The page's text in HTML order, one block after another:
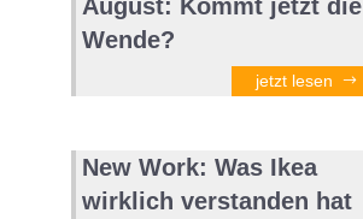
August: Kommt jetzt die
Wende?
jetzt lesen
New Work: Was Ikea
wirklich verstanden hat